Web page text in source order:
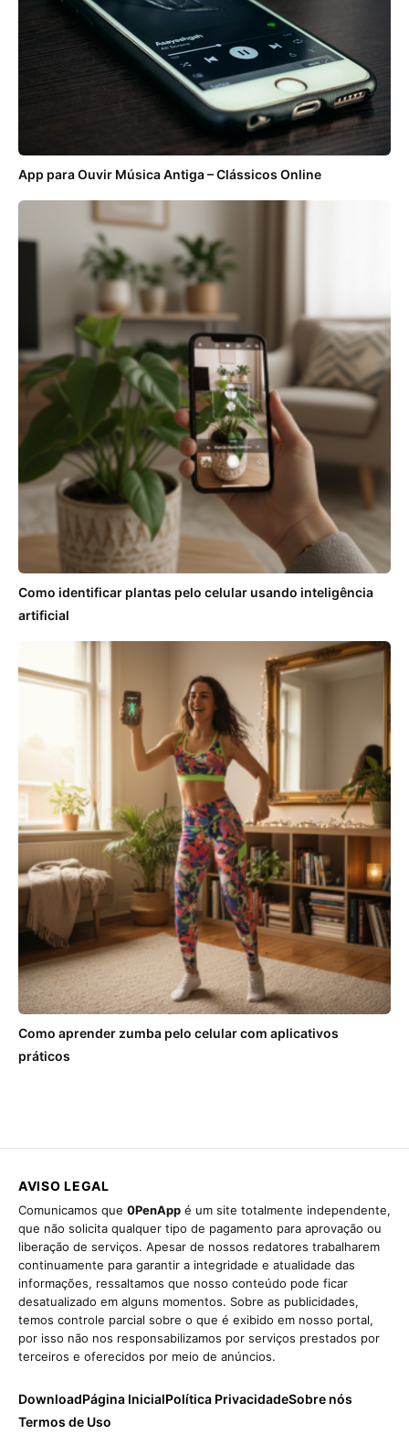
App para Ouvir Música Antiga – Clássicos Online
Como identificar plantas pelo celular usando inteligência
artificial
Como aprender zumba pelo celular com aplicativos
práticos
AVISO LEGAL
Comunicamos que 0PenApp é um site totalmente independente,
que não solicita qualquer tipo de pagamento para aprovação ou
liberação de serviços. Apesar de nossos redatores trabalharem
continuamente para garantir a integridade e atualidade das
informações, ressaltamos que nosso conteúdo pode ficar
desatualizado em alguns momentos. Sobre as publicidades,
temos controle parcial sobre o que é exibido em nosso portal,
por isso não nos responsabilizamos por serviços prestados por
terceiros e oferecidos por meio de anúncios.
DownloadPágina InicialPolítica PrivacidadeSobre nós
Termos de Uso